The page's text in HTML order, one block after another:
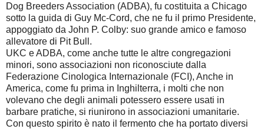
Dog Breeders Association (ADBA), fu costituita a Chicago
sotto la guida di Guy Mc-Cord, che ne fu il primo Presidente,
appoggiato da John P. Colby: suo grande amico e famoso
allevatore di Pit Bull.
UKC e ADBA, come anche tutte le altre congregazioni
minori, sono associazioni non riconosciute dalla
Federazione Cinologica Internazionale (FCI), Anche in
America, come fu prima in Inghilterra, i molti che non
volevano che degli animali potessero essere usati in
barbare pratiche, si riunirono in associazioni umanitarie.
Con questo spirito è nato il fermento che ha portato diversi